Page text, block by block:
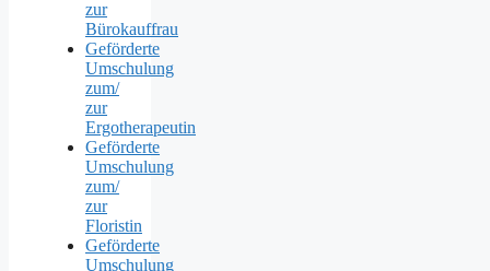
zur
Bürokauffrau
Geförderte
Umschulung
zum/
zur
Ergotherapeutin
Geförderte
Umschulung
zum/
zur
Floristin
Geförderte
Umschulung